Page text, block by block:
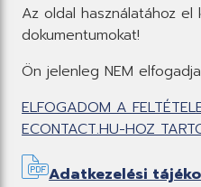
Az oldal használatához
dokumentumokat!
Ön jelenleg NEM
ELFOGADOM A
ECONTACT.HU-HOZ
Adatkezelési